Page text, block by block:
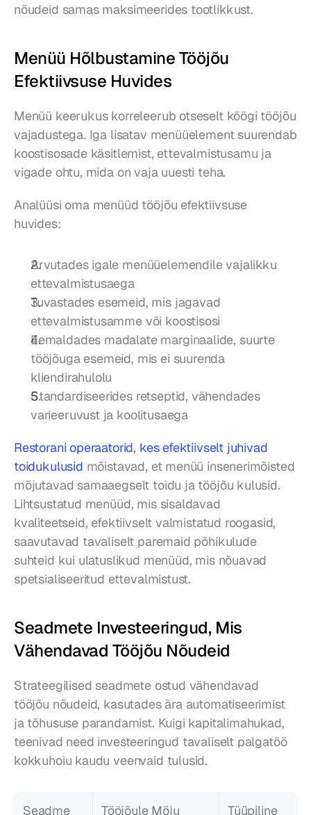
nõudeid samas maksimeerides tootlikkust.
Menüü Hõlbustamine Tööjõu
Efektiivsuse Huvides
Menüü keerukus korreleerub otseselt köögi tööjõu
vajadustega. Iga lisatav menüüelement suurendab
koostisosade käsitlemist, ettevalmistusamu ja
vigade ohtu, mida on vaja uuesti teha.
Analüüsi oma menüüd tööjõu efektiivsuse
huvides:
Arvutades igale menüüelemendile vajalikku
ettevalmistusaega
Tuvastades esemeid, mis jagavad
ettevalmistusamme või koostisosi
Eemaldades madalate marginaalide, suurte
tööjõuga esemeid, mis ei suurenda
kliendirahulolu
Standardiseerides retseptid, vähendades
varieeruvust ja koolitusaega
Restorani operaatorid, kes efektiivselt juhivad
toidukulusid mõistavad, et menüü insenerimõisted
mõjutavad samaaegselt toidu ja tööjõu kulusid.
Lihtsustatud menüüd, mis sisaldavad
kvaliteetseid, efektiivselt valmistatud roogasid,
saavutavad tavaliselt paremaid põhikulude
suhteid kui ulatuslikud menüüd, mis nõuavad
spetsialiseeritud ettevalmistust.
Seadmete Investeeringud, Mis
Vähendavad Tööjõu Nõudeid
Strateegilised seadmete ostud vähendavad
tööjõu nõudeid, kasutades ära automatiseerimist
ja tõhususe parandamist. Kuigi kapitalimahukad,
teenivad need investeeringud tavaliselt palgatöö
kokkuhoiu kaudu veenvaid tulusid.
Seadme
Tööjõule Mõju
Tüüpiline